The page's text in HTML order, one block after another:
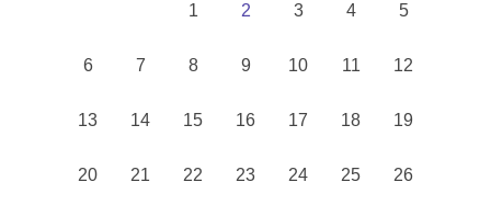
1 2 3 4 5
6 7 8 9 10 11 12
13 14 15 16 17 18 19
20 21 22 23 24 25 26